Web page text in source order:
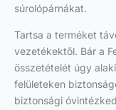
súrolópárnákat.
Tartsa a terméket
vezetékektől. Bár a
összetételét úgy
felületeken
biztonsági